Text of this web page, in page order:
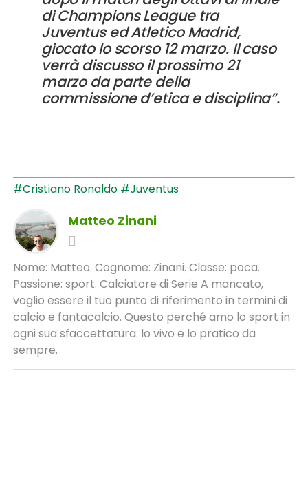
di Champions League tra
Juventus ed Atletico Madrid,
giocato lo scorso 12 marzo. Il caso
verrà discusso il prossimo 21
marzo da parte della
commissione d’etica e disciplina”.
#Cristiano Ronaldo #Juventus
Matteo Zinani
Nome: Matteo. Cognome: Zinani. Classe: poca.
Passione: sport. Calciatore di Serie A mancato,
voglio essere il tuo punto di riferimento in termini di
calcio e fantacalcio. Questo perché amo lo sport in
ogni sua sfaccettatura: lo vivo e lo pratico da
sempre.